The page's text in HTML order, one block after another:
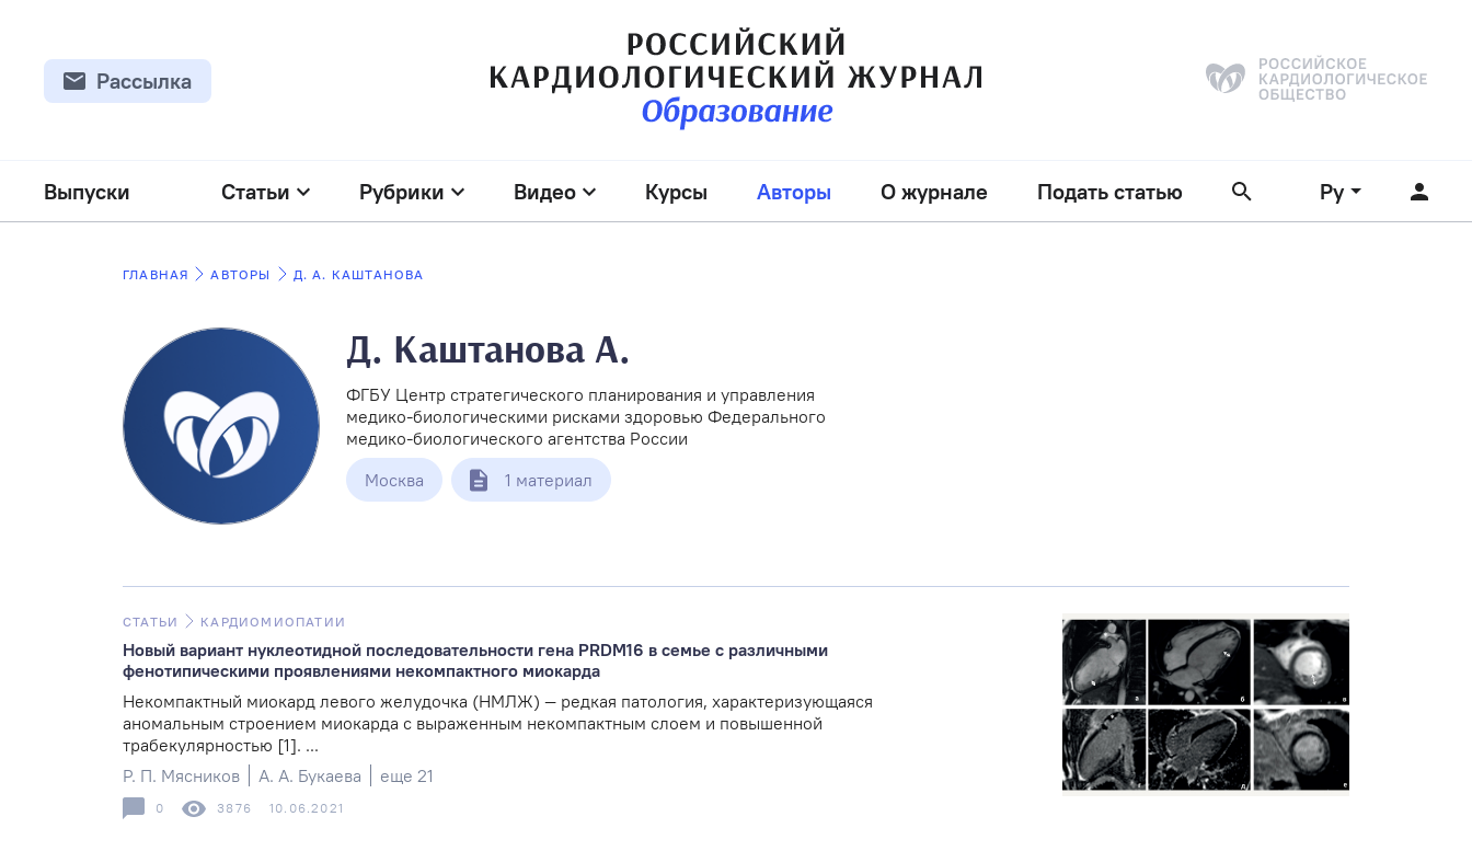
Рассылка
Выпуски Статьи Рубрики Видео Курсы Авторы О журнале Подать статью Ру
ГЛАВНАЯ АВТОРЫ Д. А. КАШТАНОВА
Д. Каштанова А.
ФГБУ Центр стратегического планирования и управления
медико-биологическими рисками здоровью Федерального
медико-биологического агентства России
Москва
1 материал
СТАТЬИ КАРДИОМИОПАТИИ
Новый вариант нуклеотидной последовательности гена PRDM16 в семье с различными
фенотипическими проявлениями некомпактного миокарда
Некомпактный миокард левого желудочка (НМЛЖ) — редкая патология, характеризующаяся
аномальным строением миокарда с выраженным некомпактным слоем и повышенной
трабекулярностью [1]. ...
Р. П. Мясников
А. А. Букаева еще 21
0 3876 10.06.2021